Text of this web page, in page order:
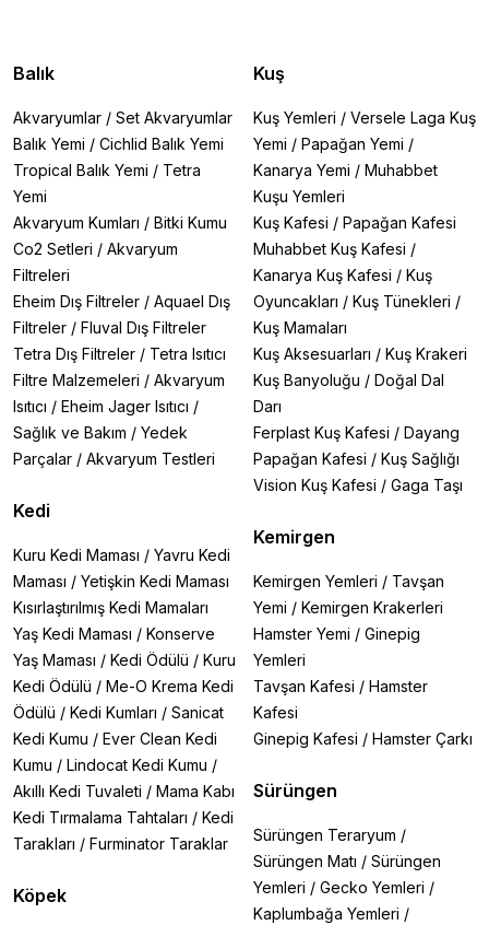
Balık
Akvaryumlar / Set Akvaryumlar
Balık Yemi / Cichlid Balık Yemi
Tropical Balık Yemi / Tetra
Yemi
Akvaryum Kumları / Bitki Kumu
Co2 Setleri / Akvaryum
Filtreleri
Eheim Dış Filtreler / Aquael Dış
Filtreler / Fluval Dış Filtreler
Tetra Dış Filtreler / Tetra Isıtıcı
Filtre Malzemeleri / Akvaryum
Isıtıcı / Eheim Jager Isıtıcı /
Sağlık ve Bakım / Yedek
Parçalar / Akvaryum Testleri
Kedi
Kuru Kedi Maması / Yavru Kedi
Maması / Yetişkin Kedi Maması
Kısırlaştırılmış Kedi Mamaları
Yaş Kedi Maması / Konserve
Yaş Maması / Kedi Ödülü / Kuru
Kedi Ödülü / Me-O Krema Kedi
Ödülü / Kedi Kumları / Sanicat
Kedi Kumu / Ever Clean Kedi
Kumu / Lindocat Kedi Kumu /
Akıllı Kedi Tuvaleti / Mama Kabı
Kedi Tırmalama Tahtaları / Kedi
Tarakları / Furminator Taraklar
Köpek
Kuş
Kuş Yemleri / Versele Laga Kuş
Yemi / Papağan Yemi /
Kanarya Yemi / Muhabbet
Kuşu Yemleri
Kuş Kafesi / Papağan Kafesi
Muhabbet Kuş Kafesi /
Kanarya Kuş Kafesi / Kuş
Oyuncakları / Kuş Tünekleri /
Kuş Mamaları
Kuş Aksesuarları / Kuş Krakeri
Kuş Banyoluğu / Doğal Dal
Darı
Ferplast Kuş Kafesi / Dayang
Papağan Kafesi / Kuş Sağlığı
Vision Kuş Kafesi / Gaga Taşı
Kemirgen
Kemirgen Yemleri / Tavşan
Yemi / Kemirgen Krakerleri
Hamster Yemi / Ginepig
Yemleri
Tavşan Kafesi / Hamster
Kafesi
Ginepig Kafesi / Hamster Çarkı
Sürüngen
Sürüngen Teraryum /
Sürüngen Matı / Sürüngen
Yemleri / Gecko Yemleri /
Kaplumbağa Yemleri /